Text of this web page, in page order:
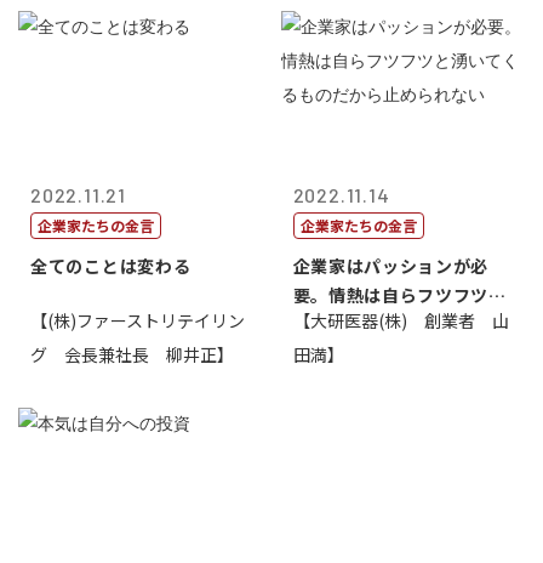
2022.11.21
企業家たちの金言
全てのことは変わる
【(株)ファーストリテイリン
グ 会長兼社長 柳井正】
2022.11.14
企業家たちの金言
企業家はパッションが必
要。情熱は自らフツフツと
湧いてくるもの...
【大研医器(株) 創業者 山
田満】